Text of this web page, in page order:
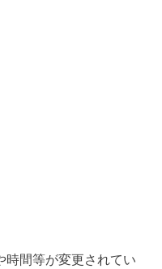
時間等が変更されてい